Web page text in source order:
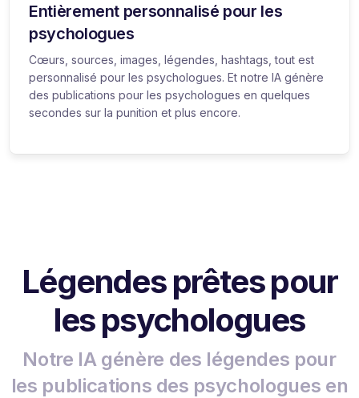
Entièrement personnalisé pour les
psychologues
Cœurs, sources, images, légendes, hashtags, tout est
personnalisé pour les psychologues. Et notre IA génère
des publications pour les psychologues en quelques
secondes sur la punition et plus encore.
Légendes prêtes pour
les psychologues
Notre IA génère des légendes pour
les publications des psychologues en